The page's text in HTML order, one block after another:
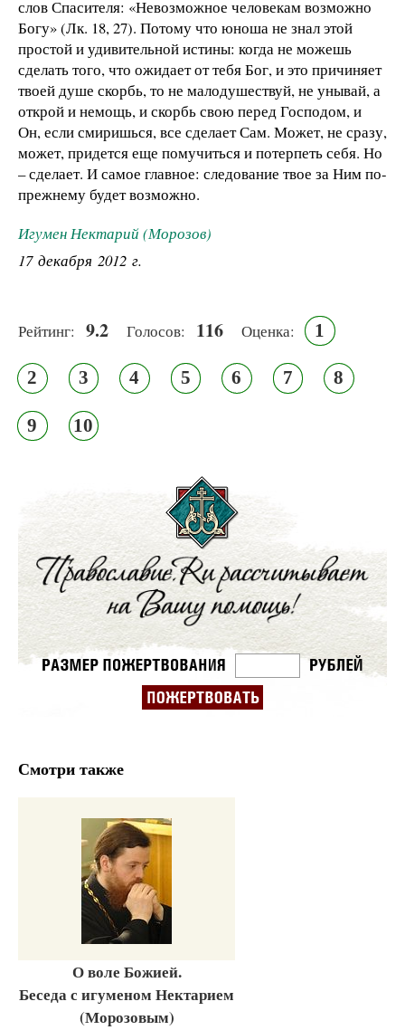
слов Спасителя: «Невозможное человекам возможно
Богу» (Лк. 18, 27). Потому что юноша не знал этой
простой и удивительной истины: когда не можешь
сделать того, что ожидает от тебя Бог, и это причиняет
твоей душе скорбь, то не малодушествуй, не унывай, а
открой и немощь, и скорбь свою перед Господом, и
Он, если смиришься, все сделает Сам. Может, не сразу,
может, придется еще помучиться и потерпеть себя. Но
– сделает. И самое главное: следование твое за Ним по-
прежнему будет возможно.
Игумен Нектарий (Морозов)
17 декабря 2012 г.
Рейтинг: 9.2 Голосов: 116 Оценка: 1
2 3 4 5 6 7 8
9 10
Смотри также
О воле Божией.
Беседа с игуменом Нектарием
(Морозовым)